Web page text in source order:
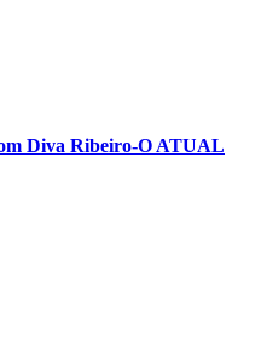
Diva Ribeiro-O ATUAL